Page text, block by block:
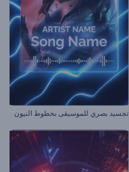
تجسيد بصري للموسيقى بخطوط النيون